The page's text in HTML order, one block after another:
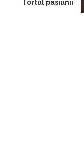
Tortul pasiunii